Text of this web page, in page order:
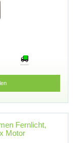
Fernlicht,
Motor